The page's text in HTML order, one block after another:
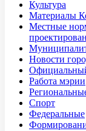
Культура
Материалы
Местные
Новости
Работа мэрии
Спорт
Федеральные